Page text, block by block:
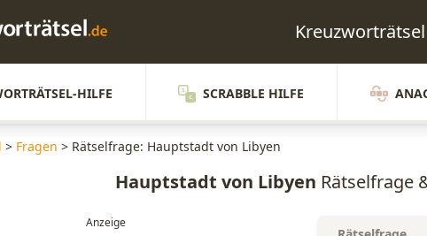
Kreuzworträtsel
HILFE SCRABBLE HILFE
> Fragen > Rätselfrage: Hauptstadt von Libyen
Hauptstadt von Libyen Rätselfrage